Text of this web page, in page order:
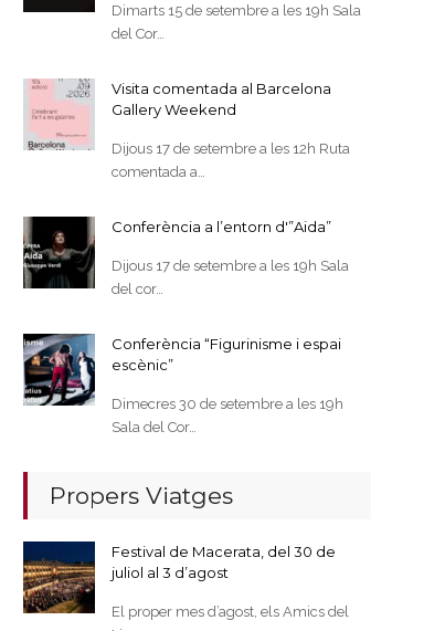
Dimarts 15 de setembre a les 19h Sala
del Cor…
Visita comentada al Barcelona
Gallery Weekend
Dijous 17 de setembre a les 12h Ruta
comentada a…
Conferència a l’entorn d'”Aida”
Dijous 17 de setembre a les 19h Sala
del cor…
Conferència “Figurinisme i espai
escènic”
Dimecres 30 de setembre a les 19h
Sala del Cor…
Propers Viatges
Festival de Macerata, del 30 de
juliol al 3 d’agost
El proper mes d’agost, els Amics del